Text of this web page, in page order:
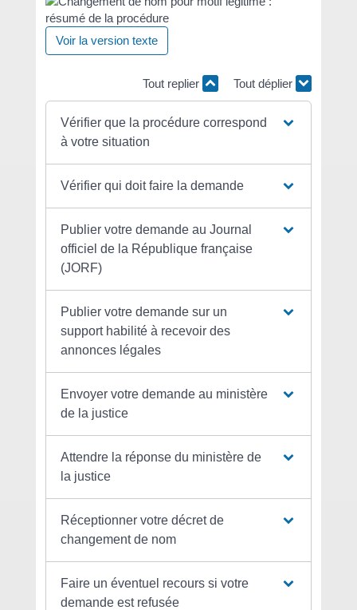
Voir la version texte
Tout replier Tout déplier
Vérifier que la procédure correspond
à votre situation
Vérifier qui doit faire la demande
Publier votre demande au Journal
officiel de la République française
(JORF)
Publier votre demande sur un
support habilité à recevoir des
annonces légales
Envoyer votre demande au ministère
de la justice
Attendre la réponse du ministère de
la justice
Réceptionner votre décret de
changement de nom
Faire un éventuel recours si votre
demande est refusée